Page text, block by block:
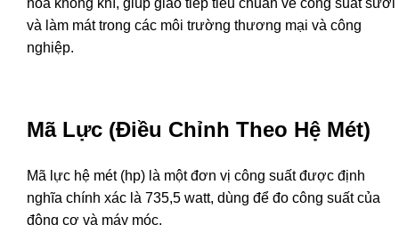
hòa không khí, giúp giao tiếp tiêu chuẩn về công suất sưởi
và làm mát trong các môi trường thương mại và công
nghiệp.
Mã Lực (Điều Chỉnh Theo Hệ Mét)
Mã lực hệ mét (hp) là một đơn vị công suất được định
nghĩa chính xác là 735,5 watt, dùng để đo công suất của
động cơ và máy móc.